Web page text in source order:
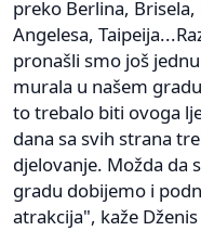
preko Berlina,
Angelesa,
pronašli smo još
murala u našem
to trebalo biti ovoga
dana sa svih strana
djelovanje. Možda da
gradu dobijemo i
atrakcija", kaže